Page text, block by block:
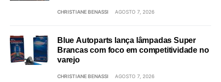
CHRISTIANE BENASSI AGOSTO 7, 2026
Blue Autoparts lança lâmpadas Super
Brancas com foco em competitividade no
varejo
CHRISTIANE BENASSI AGOSTO 7, 2026